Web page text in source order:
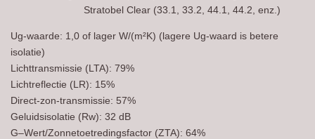
Stratobel Clear (33.1, 33.2, 44.1, 44.2, enz.)
Ug-waarde: 1,0 of lager W/(m²K) (lagere Ug-waard is betere
isolatie)
Lichttransmissie (LTA): 79%
Lichtreflectie (LR): 15%
Direct-zon-transmissie: 57%
Geluidsisolatie (Rw): 32 dB
G–Wert/Zonnetoetredingsfactor (ZTA): 64%